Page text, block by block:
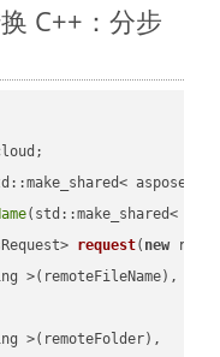
C++：分步
(std::make_shared<
request( new
>(remoteFileName),
>(remoteFolder),